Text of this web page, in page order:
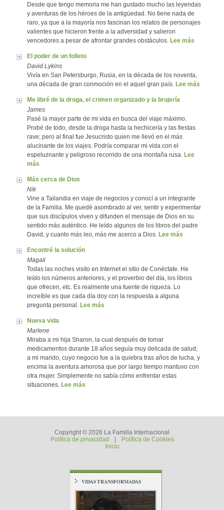
Desde que tengo memoria me han gustado mucho las leyendas
y aventuras de los héroes de la antigüedad. No tiene nada de
raro, ya que a la mayoría nos fascinan los relatos de personajes
valientes que hicieron frente a la adversidad y salieron
vencedores a pesar de afrontar grandes obstáculos. Lee más
El poder de un folleto
David Lykins
Vivía en San Petersburgo, Rusia, en la década de los noventa,
una década de gran conmoción en el aquel gran país. Lee más
Me libré de la droga, el crimen organizado y la brujería
James
Pasé la mayor parte de mi vida en busca del viaje máximo.
Probé de todo, desde la droga hasta la hechicería y las fiestas
rave; pero al final fue Jesucristo quien me llevó en el más
alucinante de los viajes. Podría comparar mi vida con el
espeluznante y peligroso recorrido de una montaña rusa. Lee
más
Más cerca de Dios
Nik
Vine a Tailandia en viaje de negocios y conocí a un integrante
de la Familia. Me quedé asombrado al ver, sentir y experimentar
que sus discípulos viven y difunden el mensaje de Dios en su
sentido más auténtico. He leído algunos de los libros del padre
David, y cuanto más leo, más me acerco a Dios. Lee más
Encontré la solución
Magali
Todas las noches visito en Internet el sitio de Conéctate. He
leído los números anteriores, y el proverbio del día, los libros
que ofrecen, etc. Es realmente una fuente de riqueza. Lo
increíble es que cada día doy con la respuesta a alguna
pregunta personal. Lee más
Nueva vida
Marlene
Miraba a mi hija Sharon, la cual después de tomar
medicamentos durante 18 años seguía muy delicada de salud;
a mi marido, cuyo negocio fue a la quiebra tras años de lucha, y
encima la aventura amorosa que por largo tiempo mantuvo con
otra mujer. Simplemente no sabía cómo enfrentar estas
situaciones. Lee más
Copyright © 2026 La Familia Internacional
Política de privacidad
|
Política de Cookies
Inicio
VIDAS TRANSFORMADAS